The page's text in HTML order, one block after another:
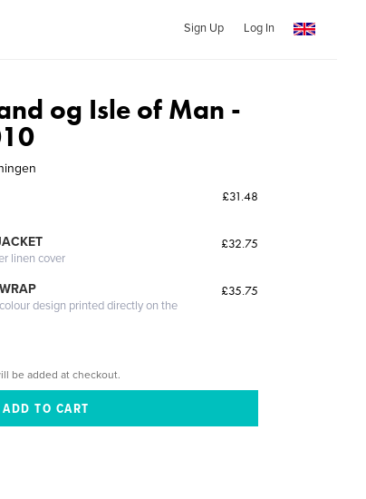
Sign Up Log In
og Isle of Man -
£31.48
linen cover
£32.75
design printed directly on the
£35.75
be added at checkout.